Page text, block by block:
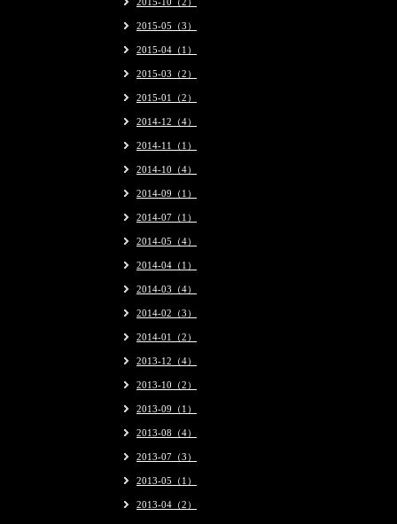
2015-05（3）
2015-04（1）
2015-03（2）
2015-01（2）
2014-12（4）
2014-11（1）
2014-10（4）
2014-09（1）
2014-07（1）
2014-05（4）
2014-04（1）
2014-03（4）
2014-02（3）
2014-01（2）
2013-12（4）
2013-10（2）
2013-09（1）
2013-08（4）
2013-07（3）
2013-05（1）
2013-04（2）